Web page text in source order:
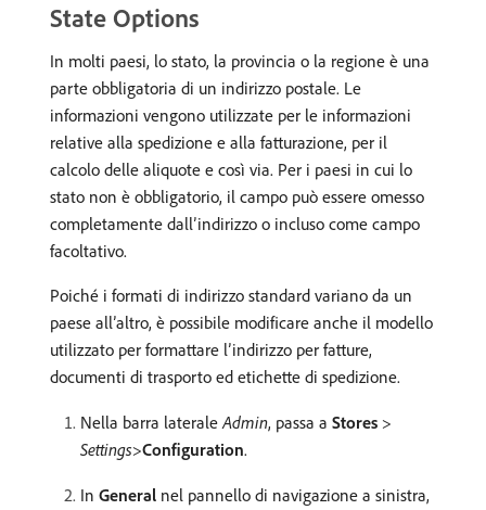
State Options
In molti paesi, lo stato, la provincia o la regione è una
parte obbligatoria di un indirizzo postale. Le
informazioni vengono utilizzate per le informazioni
relative alla spedizione e alla fatturazione, per il
calcolo delle aliquote e così via. Per i paesi in cui lo
stato non è obbligatorio, il campo può essere omesso
completamente dall’indirizzo o incluso come campo
facoltativo.
Poiché i formati di indirizzo standard variano da un
paese all’altro, è possibile modificare anche il modello
utilizzato per formattare l’indirizzo per fatture,
documenti di trasporto ed etichette di spedizione.
Nella barra lateraleAdmin, passa a Stores >
Settings>Configuration.
In General nel pannello di navigazione a sinistra,